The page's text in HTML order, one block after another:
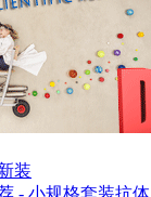
装
- 小规格套装抗体